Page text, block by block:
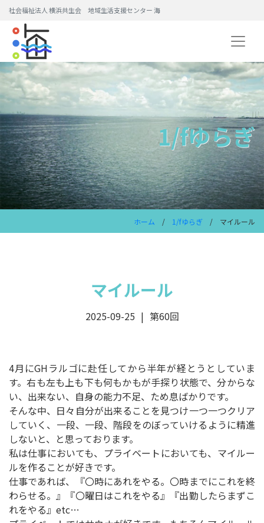
社会福祉法人 横浜共生会 地域生活支援センター 海
1/fゆらぎ
ホーム / 1/fゆらぎ / マイルール
マイルール
2025-09-25 第60回
4月にGHラルゴに赴任してから半年が経とうとしていま
す。右も左も上も下も何もかもが手探り状態で、分からな
い、出来ない、自身の能力不足、ため息ばかりです。
そんな中、日々自分が出来ることを見つけ一つ一つクリア
していく、一段、一段、階段をのぼっていけるように精進
しないと、と思っております。
私は仕事においても、プライベートにおいても、マイルー
ルを作ることが好きです。
仕事であれば、『〇時にあれをやる。〇時までにこれを終
わらせる。』『〇曜日はこれをやる』『出勤したらまずこ
れをやる』etc…